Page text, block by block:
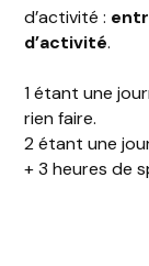
d’activité :
d’activité.
1 étant une
rien faire.
2 étant une
+ 3 heures de